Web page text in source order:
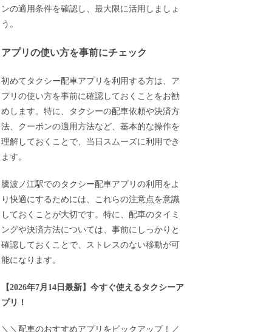
ンの適用条件を確認し、最大限に活用しましょ
う。
アプリの使い方を事前にチェック
初めてタクシー配車アプリを利用する方は、ア
プリの使い方を事前に確認しておくことをお勧
めします。特に、タクシーの配車依頼や決済方
法、クーポンの適用方法など、基本的な操作を
理解しておくことで、当日スムーズに利用でき
ます。
騰波ノ江駅でのタクシー配車アプリの利用をよ
り快適にするためには、これらの注意点を意識
しておくことが大切です。特に、配車のタイミ
ングや決済方法については、事前にしっかりと
確認しておくことで、ストレスのない移動が可
能になります。
【2026年7月14日最新】今すぐ使えるタクシーア
プリ！
＼＼配車のおすすめアプリをピックアップ！／